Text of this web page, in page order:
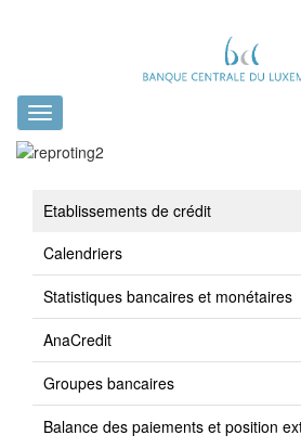
Toggle
navigation
Etablissements de crédit
Calendriers
Statistiques bancaires et monétaires
AnaCredit
Groupes bancaires
Balance des paiements et position